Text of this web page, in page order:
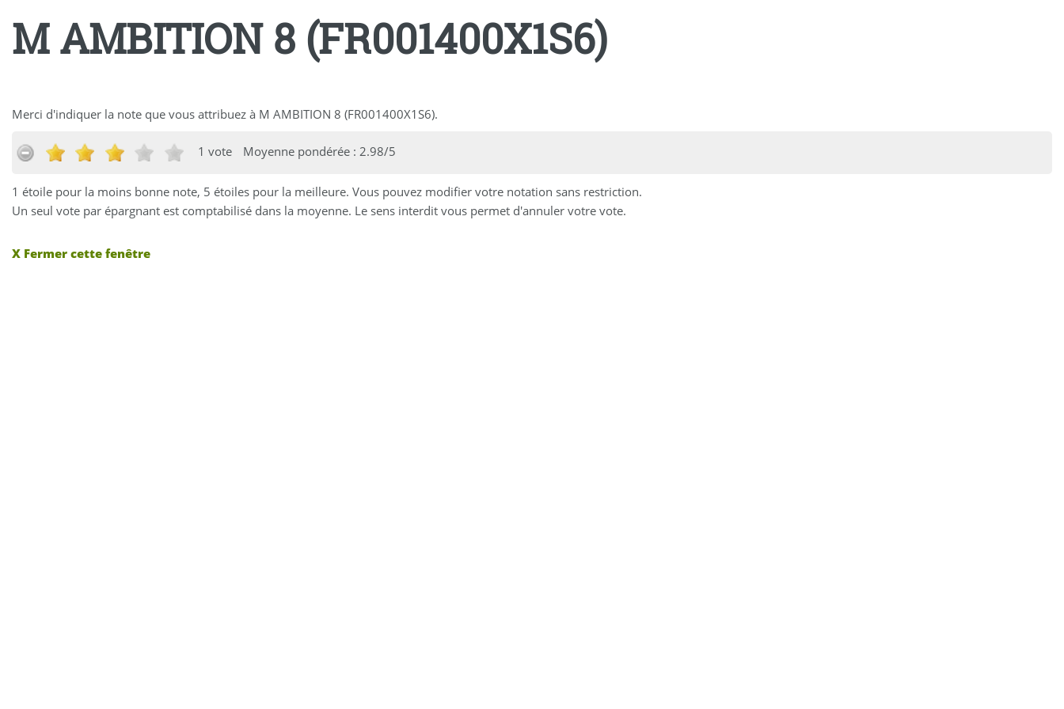
M AMBITION 8 (FR001400X1S6)
Merci d'indiquer la note que vous attribuez à M AMBITION 8 (FR001400X1S6).
1 vote Moyenne pondérée : 2.98/5
1 étoile pour la moins bonne note, 5 étoiles pour la meilleure. Vous pouvez modifier votre notation sans restriction.
Un seul vote par épargnant est comptabilisé dans la moyenne. Le sens interdit vous permet d'annuler votre vote.
X Fermer cette fenêtre